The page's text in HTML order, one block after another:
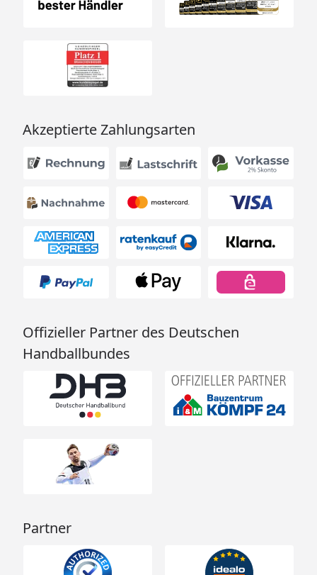
Akzeptierte Zahlungsarten
Offizieller Partner des Deutschen
Handballbundes
Partner